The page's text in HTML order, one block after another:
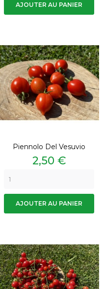
AJOUTER AU PANIER
Piennolo Del Vesuvio
Prix
2,50 €
AJOUTER AU PANIER